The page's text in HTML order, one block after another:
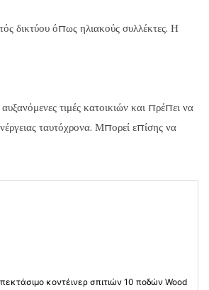
δικτύου όπως ηλιακούς συλλέκτες. Η
τιμές κατοικιών και πρέπει να
ταυτόχρονα. Μπορεί επίσης να